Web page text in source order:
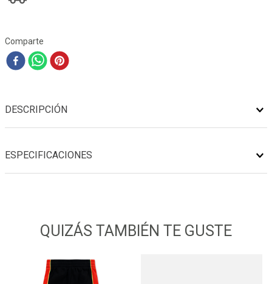
Comparte
DESCRIPCIÓN
ESPECIFICACIONES
QUIZÁS TAMBIÉN TE GUSTE